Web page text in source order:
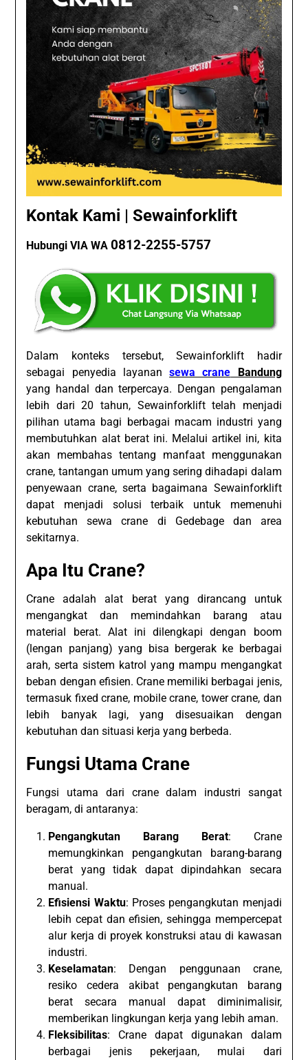
Kontak Kami | Sewainforklift
Hubungi VIA WA0812-2255-5757
Dalam konteks tersebut, Sewainforklift hadir
sebagai penyedia layanansewa crane Bandung
yang handal dan terpercaya. Dengan pengalaman
lebih dari 20 tahun, Sewainforklift telah menjadi
pilihan utama bagi berbagai macam industri yang
membutuhkan alat berat ini. Melalui artikel ini, kita
akan membahas tentang manfaat menggunakan
crane, tantangan umum yang sering dihadapi dalam
penyewaan crane, serta bagaimana Sewainforklift
dapat menjadi solusi terbaik untuk memenuhi
kebutuhan sewa crane di Gedebage dan area
sekitarnya.
Apa Itu Crane?
Crane adalah alat berat yang dirancang untuk
mengangkat dan memindahkan barang atau
material berat. Alat ini dilengkapi dengan boom
(lengan panjang) yang bisa bergerak ke berbagai
arah, serta sistem katrol yang mampu mengangkat
beban dengan efisien. Crane memiliki berbagai jenis,
termasuk fixed crane, mobile crane, tower crane, dan
lebih banyak lagi, yang disesuaikan dengan
kebutuhan dan situasi kerja yang berbeda.
Fungsi Utama Crane
Fungsi utama dari crane dalam industri sangat
beragam, di antaranya:
Pengangkutan Barang Berat: Crane
memungkinkan pengangkutan barang-barang
berat yang tidak dapat dipindahkan secara
manual.
Efisiensi Waktu: Proses pengangkutan menjadi
lebih cepat dan efisien, sehingga mempercepat
alur kerja di proyek konstruksi atau di kawasan
industri.
Keselamatan: Dengan penggunaan crane,
resiko cedera akibat pengangkutan barang
berat secara manual dapat diminimalisir,
memberikan lingkungan kerja yang lebih aman.
Fleksibilitas: Crane dapat digunakan dalam
berbagai jenis pekerjaan, mulai dari